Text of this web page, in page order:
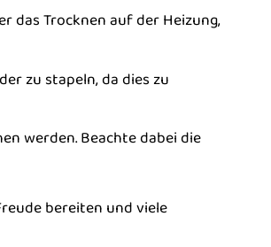
das Trocknen auf der Heizung,
zu stapeln, da dies zu
werden. Beachte dabei die
bereiten und viele